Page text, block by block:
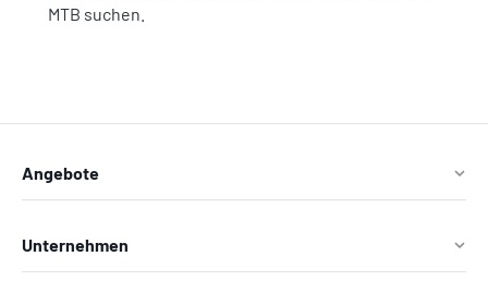
MTB suchen.
Angebote
Unternehmen